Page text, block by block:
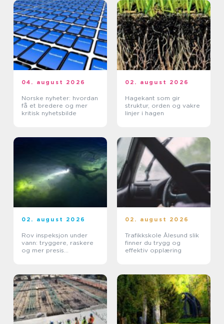
04. august 2026
Norske nyheter: hvordan
få et bredere og mer
kritisk nyhetsbilde
02. august 2026
Hagekant som gir
struktur, orden og vakre
linjer i hagen
02. august 2026
Rov inspeksjon under
vann: tryggere, raskere
og mer presis
02. august 2026
Trafikkskole Ålesund slik
finner du trygg og
effektiv opplæring